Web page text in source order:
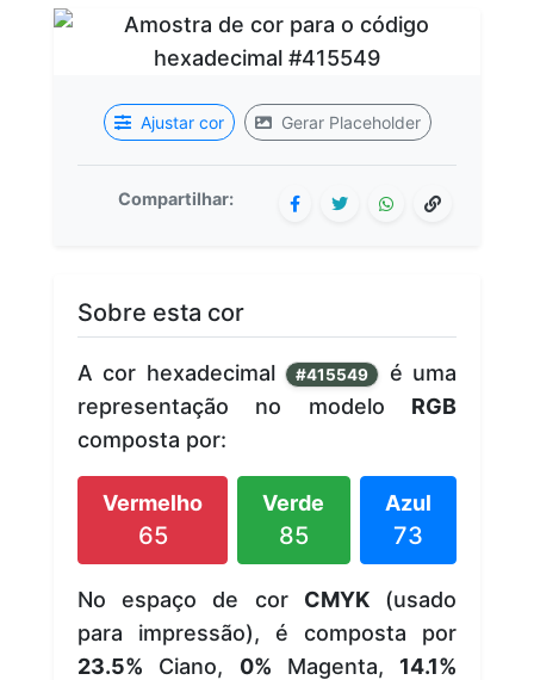
Ajustar cor Gerar Placeholder
Compartilhar:
Sobre esta cor
A cor hexadecimal #415549
é uma
representação no modelo RGB
composta por:
Vermelho
65
Verde
85
Azul
73
No espaço de cor CMYK(usado
para impressão), é composta por
23.5% Ciano, 0% Magenta, 14.1%